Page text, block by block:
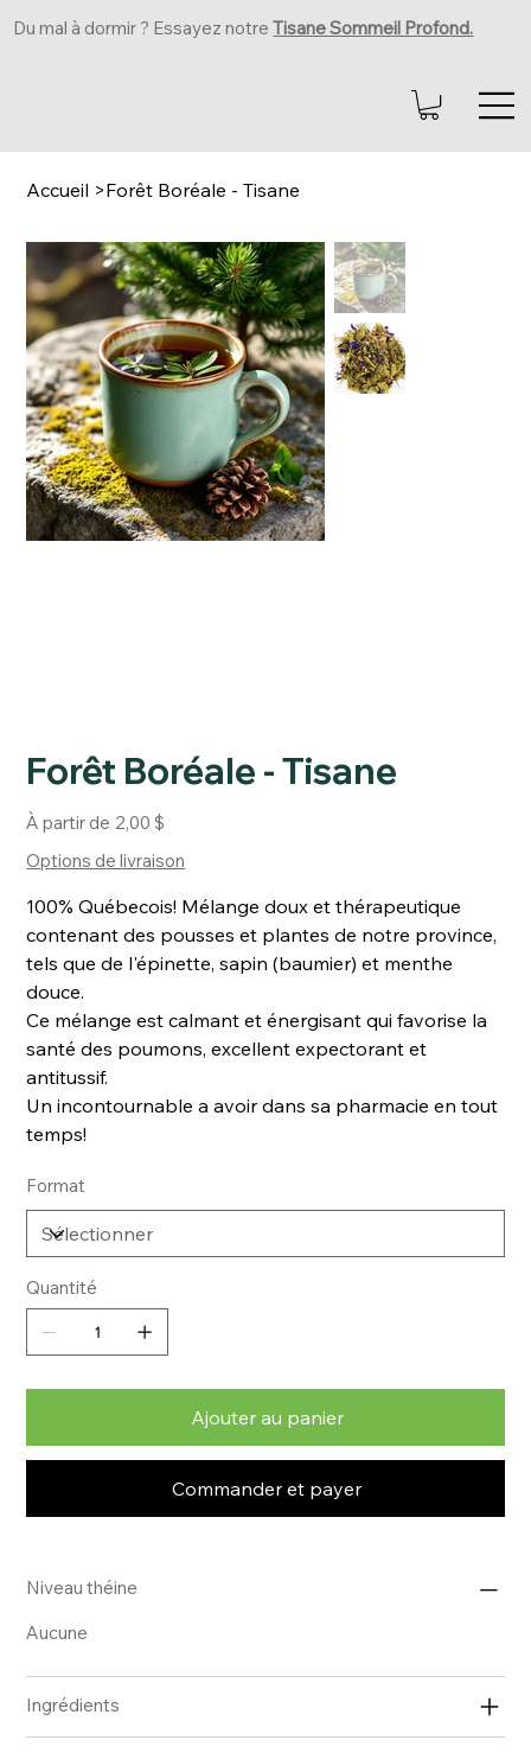
Du mal à dormir ? Essayez notreTisane Sommeil Profond.
Accueil >Forêt Boréale - Tisane
Forêt Boréale - Tisane
À partir de Prix
2,00 $
Options de livraison
100% Québecois! Mélange doux et thérapeutique
contenant des pousses et plantes de notre province,
tels que de l'épinette, sapin (baumier) et menthe
douce.
Ce mélange est calmant et énergisant qui favorise la
santé des poumons, excellent expectorant et
antitussif.
Un incontournable a avoir dans sa pharmacie en tout
temps!
Format
Quantité
Ajouter au panier
Commander et payer
Niveau théine
Aucune
Ingrédients